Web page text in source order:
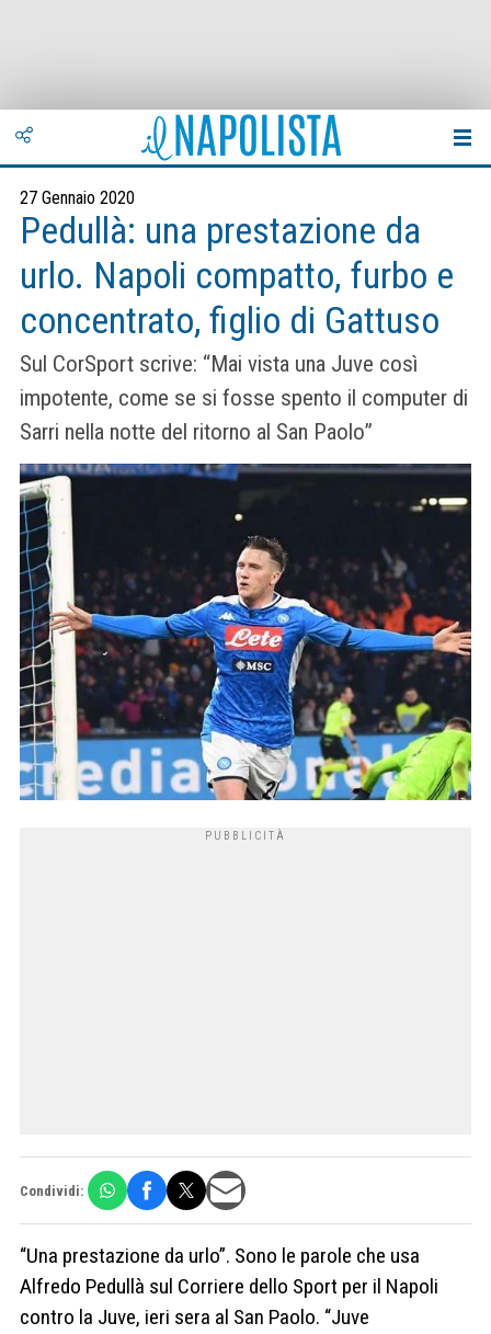
27 Gennaio 2020
Pedullà: una prestazione da
urlo. Napoli compatto, furbo e
concentrato, figlio di Gattuso
Sul CorSport scrive: “Mai vista una Juve così
impotente, come se si fosse spento il computer di
Sarri nella notte del ritorno al San Paolo”
Condividi:
“Una prestazione da urlo”. Sono le parole che usa
Alfredo Pedullà sul Corriere dello Sport per il Napoli
contro la Juve, ieri sera al San Paolo. “Juve